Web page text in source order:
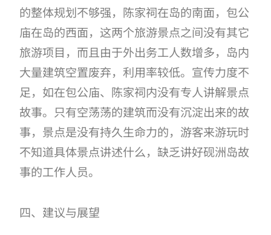
的整体规划不够强，陈家祠在岛的南面，包公
庙在岛的西面，这两个旅游景点之间没有其它
旅游项目，而且由于外出务工人数增多，岛内
大量建筑空置废弃，利用率较低。宣传力度不
足，如在包公庙、陈家祠内没有专人讲解景点
故事。只有空荡荡的建筑而没有沉淀出来的故
事，景点是没有持久生命力的，游客来游玩时
不知道具体景点讲述什么，缺乏讲好砚洲岛故
事的工作人员。
四、建议与展望